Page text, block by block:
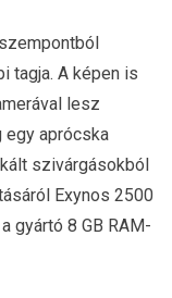
tagja. A képen is
lesz
aprócska
szivárgásokból
Exynos 2500
gyártó 8 GB RAM-